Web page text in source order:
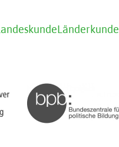
Länderkunde